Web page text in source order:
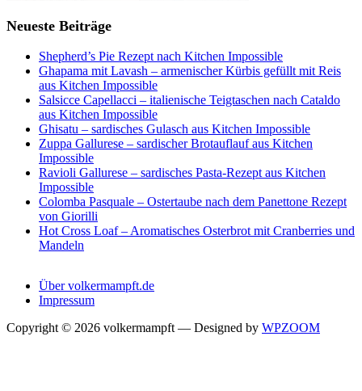
Neueste Beiträge
Shepherd’s Pie Rezept nach Kitchen Impossible
Ghapama mit Lavash – armenischer Kürbis gefüllt mit Reis
aus Kitchen Impossible
Salsicce Capellacci – italienische Teigtaschen nach Cataldo
aus Kitchen Impossible
Ghisatu – sardisches Gulasch aus Kitchen Impossible
Zuppa Gallurese – sardischer Brotauflauf aus Kitchen
Impossible
Ravioli Gallurese – sardisches Pasta-Rezept aus Kitchen
Impossible
Colomba Pasquale – Ostertaube nach dem Panettone Rezept
von Giorilli
Hot Cross Loaf – Aromatisches Osterbrot mit Cranberries und
Mandeln
Über volkermampft.de
Impressum
Copyright © 2026 volkermampft — Designed by WPZOOM